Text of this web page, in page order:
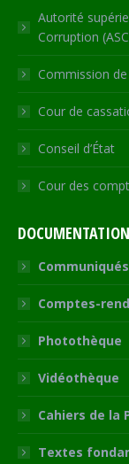
Autorité
Corruption
Commission
Cour de
Conseil d’État
Cour des
DOCUMENTATION
Comptes-
Photothèque
Vidéothèque
Cahiers de la
Textes